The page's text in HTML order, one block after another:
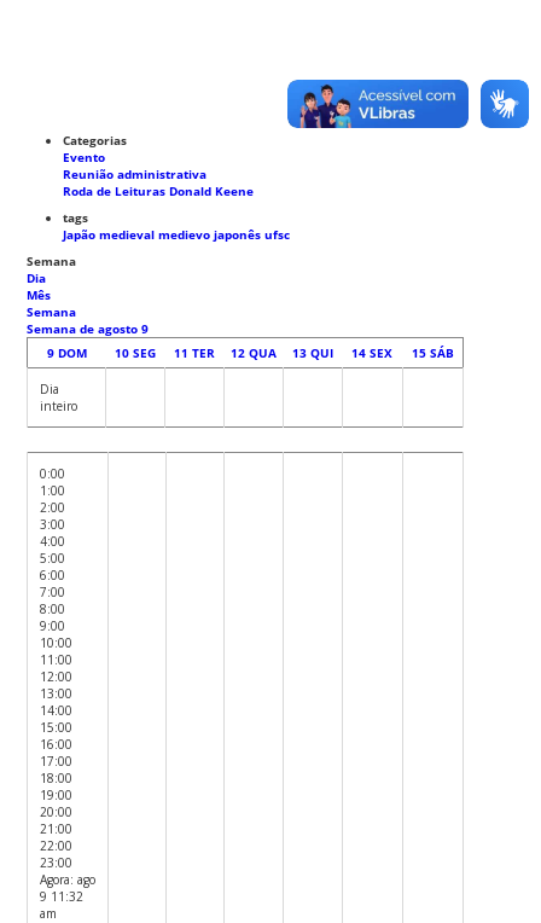
Categorias
Evento
Reunião administrativa
Roda de Leituras Donald Keene
tags
Japão medievalmedievo japonêsufsc
Semana
Dia
Mês
Semana
Semana de agosto 9
9 DOM 10 SEG 11 TER 12 QUA 13 QUI 14 SEX 15 SÁB
Dia
inteiro
0:00
1:00
2:00
3:00
4:00
5:00
6:00
7:00
8:00
9:00
10:00
11:00
12:00
13:00
14:00
15:00
16:00
17:00
18:00
19:00
20:00
21:00
22:00
23:00
Agora: ago
9 11:32
am